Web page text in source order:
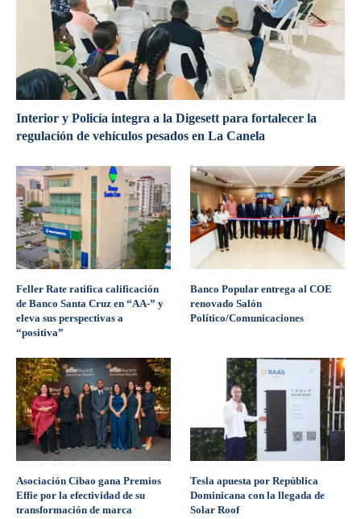
Interior y Policía integra a la Digesett para fortalecer la
regulación de vehículos pesados en La Canela
Feller Rate ratifica calificación
de Banco Santa Cruz en “AA-” y
eleva sus perspectivas a
“positiva”
Banco Popular entrega al COE
renovado Salón
Político/Comunicaciones
Asociación Cibao gana Premios
Effie por la efectividad de su
transformación de marca
Tesla apuesta por República
Dominicana con la llegada de
Solar Roof